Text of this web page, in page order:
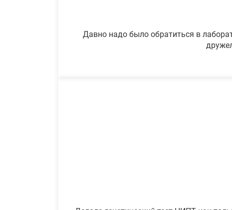
Давно надо было обратиться в